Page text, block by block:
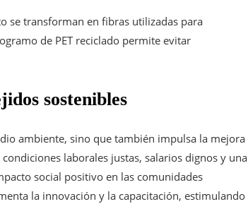
se transforman en fibras utilizadas para
de PET reciclado permite evitar
sostenibles
ambiente, sino que también impulsa la mejora
laborales justas, salarios dignos y una
social positivo en las comunidades
la innovación y la capacitación, estimulando